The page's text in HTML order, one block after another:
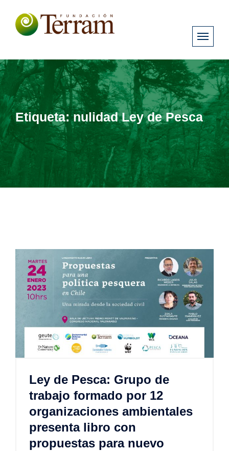
Etiqueta:nulidad Ley de Pesca
Ley de Pesca: Grupo de
trabajo formado por 12
organizaciones ambientales
presenta libro con
propuestas para nuevo